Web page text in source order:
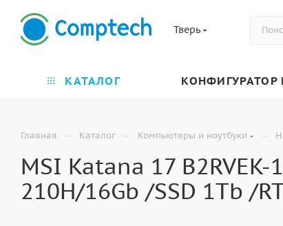
Тверь
КАТАЛОГ КОНФИГУРАТОР
Главная — Каталог — Компьютеры и ноутбуки —
MSI Katana 17
210H/16Gb /SSD 1Tb /